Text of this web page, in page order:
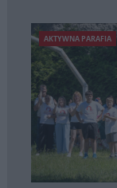
AKTYWNA PARAFIA